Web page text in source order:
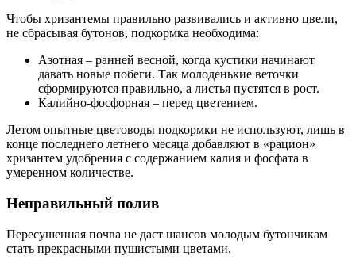
Чтобы хризантемы правильно развивались и активно цвели,
не сбрасывая бутонов, подкормка необходима:
Азотная – ранней весной, когда кустики начинают
давать новые побеги. Так молоденькие веточки
сформируются правильно, а листья пустятся в рост.
Калийно-фосфорная – перед цветением.
Летом опытные цветоводы подкормки не используют, лишь в
конце последнего летнего месяца добавляют в «рацион»
хризантем удобрения с содержанием калия и фосфата в
умеренном количестве.
Неправильный полив
Пересушенная почва не даст шансов молодым бутончикам
стать прекрасными пушистыми цветами.